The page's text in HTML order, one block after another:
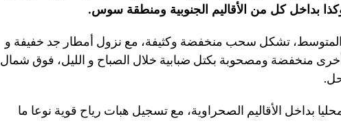
بداخل كل من الأقاليم الجنوبية ومنطقة سوس.
تشكل سحب منخفضة وكثيفة، مع نزول أمطار جد خفيفة و
منخفضة ومصحوبة بكتل ضبابية خلال الصباح و الليل، فوق شمال
بداخل الأقاليم الصحراوية، مع تسجيل هبات رياح قوية نوعا ما